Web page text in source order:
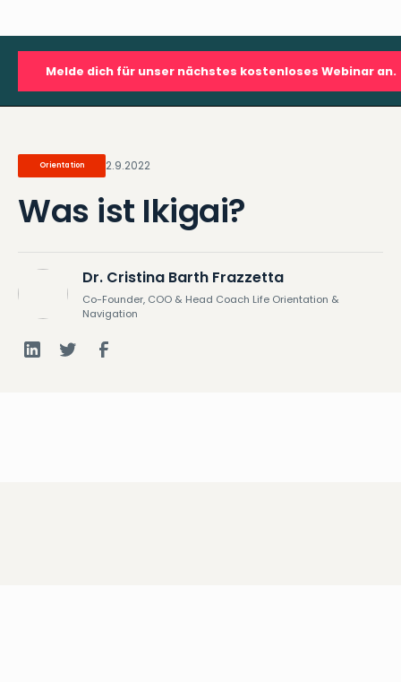
Melde dich für unser nächstes kostenloses Webinar an.
Orientation 2.9.2022
Was ist Ikigai?
Dr. Cristina Barth Frazzetta
Co-Founder, COO & Head Coach Life Orientation &
Navigation